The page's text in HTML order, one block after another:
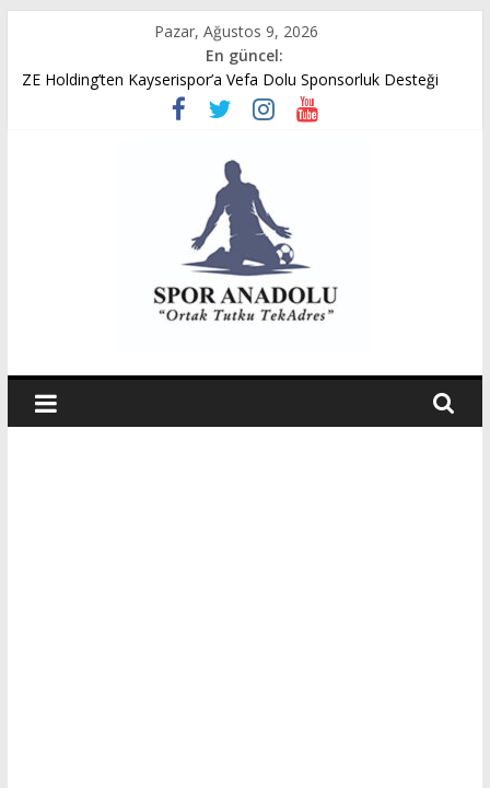
content
Pazar, Ağustos 9, 2026
En güncel:
ZE Holding’ten Kayserispor’a Vefa Dolu Sponsorluk Desteği
Avukat Emir Akpınar’ın Benveri Kitabı Ön Satışa Çıktı
GÜMÜŞORDU GENÇ FK U14 TÜRKİYE ŞAMPİYONASINDA
Ziya Eren Kayserispor’a Uğurlu Geldi
Spor Dünyasında Yeni Dönem Başlıyor: Zkor!
Spor
Anadolu